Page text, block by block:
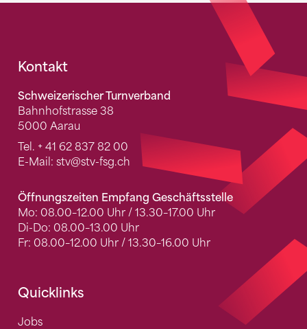
Fusszeile
Kontakt
Schweizerischer Turnverband
Bahnhofstrasse 38
5000 Aarau
Tel. + 41 62 837 82 00
E-Mail: stv@stv-fsg.ch
Öffnungszeiten Empfang Geschäftsstelle
Mo: 08.00–12.00 Uhr / 13.30–17.00 Uhr
Di-Do: 08.00–13.00 Uhr
Fr: 08.00–12.00 Uhr / 13.30–16.00 Uhr
Quicklinks
Jobs